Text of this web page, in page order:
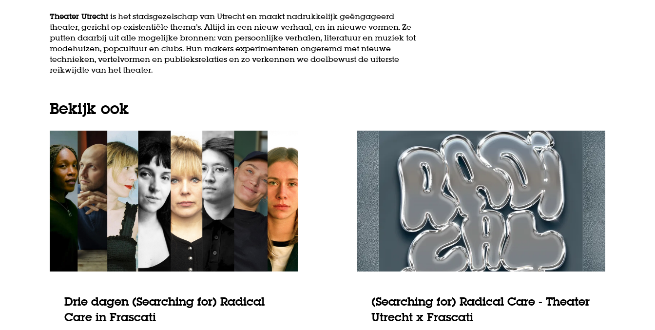
Theater Utrecht is het stadsgezelschap van Utrecht en maakt nadrukkelijk geëngageerd
theater, gericht op existentiële thema’s. Altijd in een nieuw verhaal, en in nieuwe vormen. Ze
putten daarbij uit alle mogelijke bronnen: van persoonlijke verhalen, literatuur en muziek tot
modehuizen, popcultuur en clubs. Hun makers experimenteren ongeremd met nieuwe
technieken, vertelvormen en publieksrelaties en zo verkennen we doelbewust de uiterste
reikwijdte van het theater.
Bekijk ook
Drie dagen (Searching for) Radical
Care in Frascati
(Searching for) Radical Care - Theater
Utrecht x Frascati
Inzoomen